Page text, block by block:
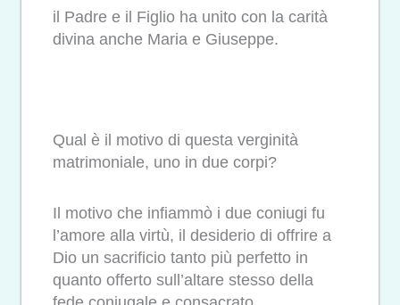
il Padre e il Figlio ha unito con la carità
divina anche Maria e Giuseppe.
Qual è il motivo di questa verginità
matrimoniale, uno in due corpi?
Il motivo che infiammò i due coniugi fu
l’amore alla virtù, il desiderio di offrire a
Dio un sacrificio tanto più perfetto in
quanto offerto sull’altare stesso della